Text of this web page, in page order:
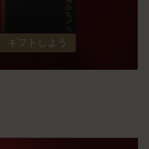
ギフトしよう